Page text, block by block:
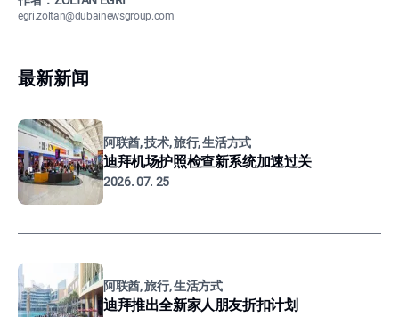
egri.zoltan@dubainewsgroup.com
最新新闻
阿联酋, 技术, 旅行, 生活方式
迪拜机场护照检查新系统加速过关
2026. 07. 25
阿联酋, 旅行, 生活方式
迪拜推出全新家人朋友折扣计划